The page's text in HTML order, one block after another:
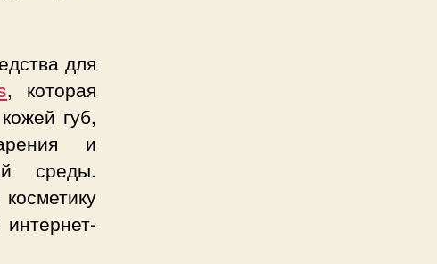
для
, которая
губ,
и
среды.